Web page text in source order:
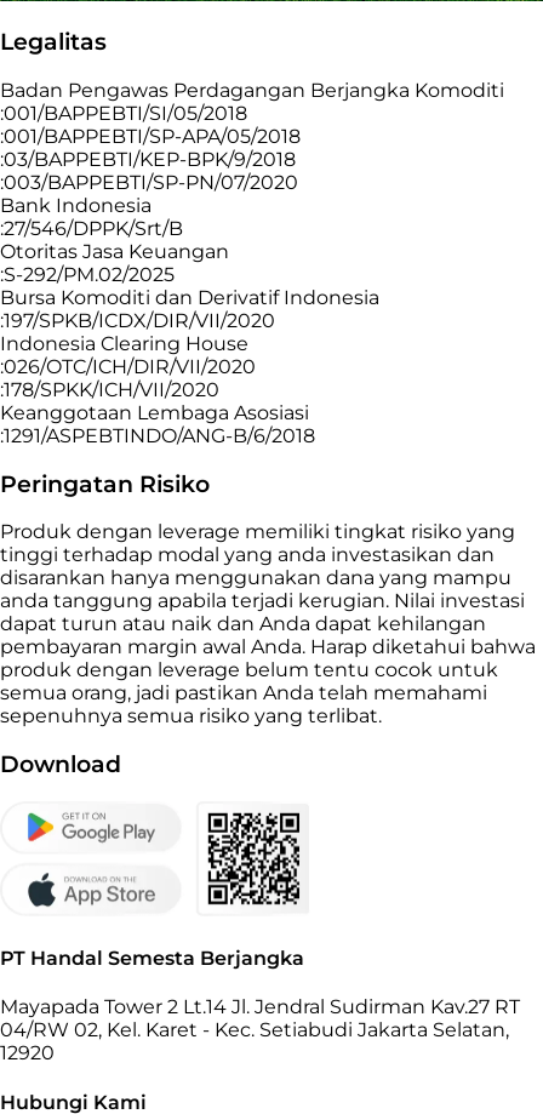
Legalitas
Badan Pengawas Perdagangan Berjangka Komoditi
:001/BAPPEBTI/SI/05/2018
:001/BAPPEBTI/SP-APA/05/2018
:03/BAPPEBTI/KEP-BPK/9/2018
:003/BAPPEBTI/SP-PN/07/2020
Bank Indonesia
:27/546/DPPK/Srt/B
Otoritas Jasa Keuangan
:S-292/PM.02/2025
Bursa Komoditi dan Derivatif Indonesia
:197/SPKB/ICDX/DIR/VII/2020
Indonesia Clearing House
:026/OTC/ICH/DIR/VII/2020
:178/SPKK/ICH/VII/2020
Keanggotaan Lembaga Asosiasi
:1291/ASPEBTINDO/ANG-B/6/2018
Peringatan Risiko
Produk dengan leverage memiliki tingkat risiko yang
tinggi terhadap modal yang anda investasikan dan
disarankan hanya menggunakan dana yang mampu
anda tanggung apabila terjadi kerugian. Nilai investasi
dapat turun atau naik dan Anda dapat kehilangan
pembayaran margin awal Anda. Harap diketahui bahwa
produk dengan leverage belum tentu cocok untuk
semua orang, jadi pastikan Anda telah memahami
sepenuhnya semua risiko yang terlibat.
Download
PT Handal Semesta Berjangka
Mayapada Tower 2 Lt.14 Jl. Jendral Sudirman Kav.27 RT
04/RW 02, Kel. Karet - Kec. Setiabudi Jakarta Selatan,
12920
Hubungi Kami